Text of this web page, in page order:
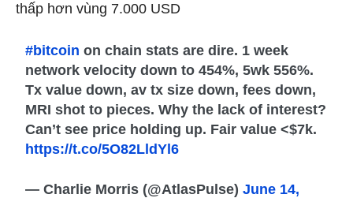
thấp hơn vùng 7.000 USD
#bitcoin on chain stats are dire. 1 week
network velocity down to 454%, 5wk 556%.
Tx value down, av tx size down, fees down,
MRI shot to pieces. Why the lack of interest?
Can’t see price holding up. Fair value <$7k.
https://t.co/5O82LldYl6
— Charlie Morris (@AtlasPulse)June 14,